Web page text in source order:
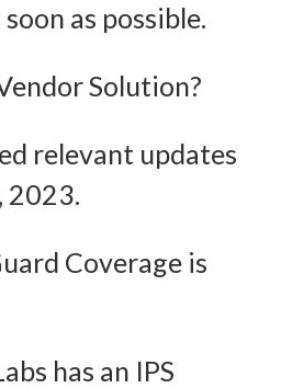
as possible.
Solution?
relevant updates
2023.
Coverage is
has an IPS